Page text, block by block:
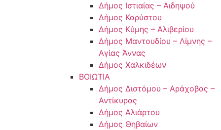
Δήμος Ιστιαίας – Αιδηψού
Δήμος Καρύστου
Δήμος Κύμης – Αλιβερίου
Δήμος Μαντουδίου – Λίμνης –
Αγίας Άννας
Δήμος Χαλκιδέων
ΒΟΙΩΤΙΑ
Δήμος Διστόμου – Αράχοβας –
Αντίκυρας
Δήμος Αλιάρτου
Δήμος Θηβαίων